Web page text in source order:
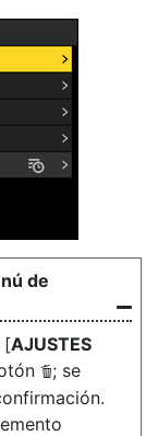
de
[AJUSTES
O; se